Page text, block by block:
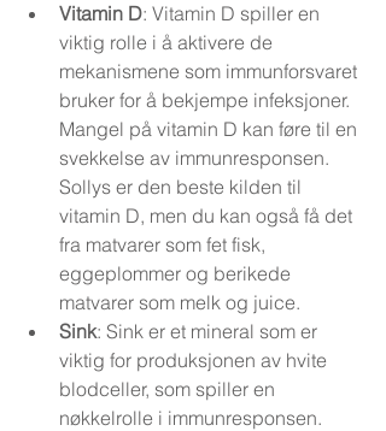
Vitamin D: Vitamin D spiller en
viktig rolle i å aktivere de
mekanismene som immunforsvaret
bruker for å bekjempe infeksjoner.
Mangel på vitamin D kan føre til en
svekkelse av immunresponsen.
Sollys er den beste kilden til
vitamin D, men du kan også få det
fra matvarer som fet fisk,
eggeplommer og berikede
matvarer som melk og juice.
Sink: Sink er et mineral som er
viktig for produksjonen av hvite
blodceller, som spiller en
nøkkelrolle i immunresponsen.